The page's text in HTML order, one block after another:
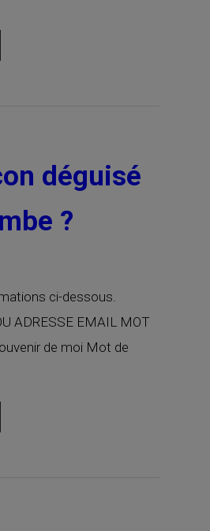
déguisé
?
ci-dessous.
ADRESSE EMAIL MOT
de moi Mot de